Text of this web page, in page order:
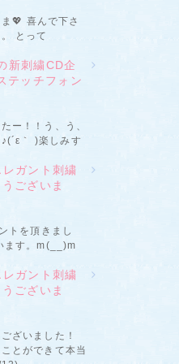
💖 喜んで下さ
とって
新刺繍CD企
ッチフォン
ー！！う、う、
｀ )楽しみす
ガント刺繍
ございま
トを頂きまし
ます。m(__)m
ガント刺繍
ございま
ざいました！
とができて本当